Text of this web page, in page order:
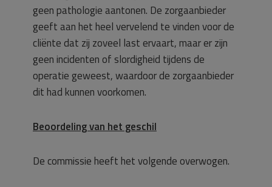
geen pathologie aantonen. De zorgaanbieder
geeft aan het heel vervelend te vinden voor de
cliënte dat zij zoveel last ervaart, maar er zijn
geen incidenten of slordigheid tijdens de
operatie geweest, waardoor de zorgaanbieder
dit had kunnen voorkomen.
Beoordeling van het geschil
De commissie heeft het volgende overwogen.